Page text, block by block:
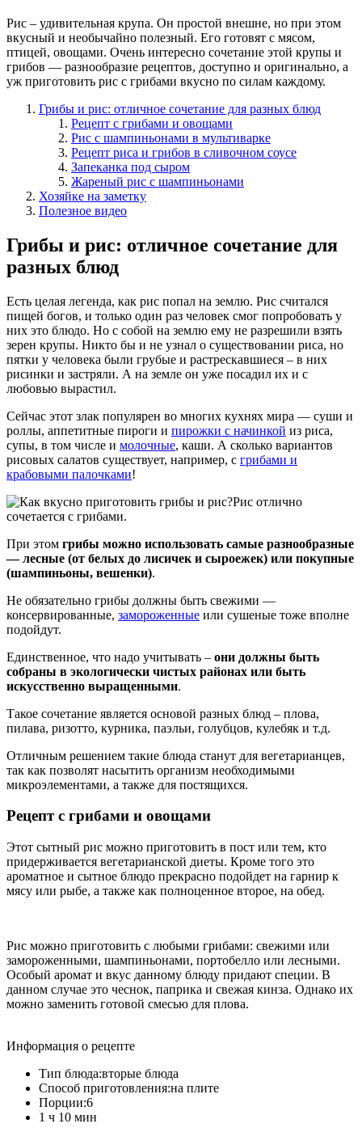
Рис – удивительная крупа. Он простой внешне, но при этом
вкусный и необычайно полезный. Его готовят с мясом,
птицей, овощами. Очень интересно сочетание этой крупы и
грибов — разнообразие рецептов, доступно и оригинально, а
уж приготовить рис с грибами вкусно по силам каждому.
Грибы и рис: отличное сочетание для разных блюд
Рецепт с грибами и овощами
Рис с шампиньонами в мультиварке
Рецепт риса и грибов в сливочном соусе
Запеканка под сыром
Жареный рис с шампиньонами
Хозяйке на заметку
Полезное видео
Грибы и рис: отличное сочетание для
разных блюд
Есть целая легенда, как рис попал на землю. Рис считался
пищей богов, и только один раз человек смог попробовать у
них это блюдо. Но с собой на землю ему не разрешили взять
зерен крупы. Никто бы и не узнал о существовании риса, но
пятки у человека были грубые и растрескавшиеся – в них
рисинки и застряли. А на земле он уже посадил их и с
любовью вырастил.
Сейчас этот злак популярен во многих кухнях мира — суши и
роллы, аппетитные пироги и пирожки с начинкой из риса,
супы, в том числе и молочные, каши. А сколько вариантов
рисовых салатов существует, например, с грибами и
крабовыми палочками!
Рис отлично
сочетается с грибами.
При этом грибы можно использовать самые разнообразные
— лесные (от белых до лисичек и сыроежек) или покупные
(шампиньоны, вешенки).
Не обязательно грибы должны быть свежими —
консервированные, замороженные или сушеные тоже вполне
подойдут.
Единственное, что надо учитывать – они должны быть
собраны в экологически чистых районах или быть
искусственно выращенными.
Такое сочетание является основой разных блюд – плова,
пилава, ризотто, курника, паэльи, голубцов, кулебяк и т.д.
Отличным решением такие блюда станут для вегетарианцев,
так как позволят насытить организм необходимыми
микроэлементами, а также для постящихся.
Рецепт с грибами и овощами
Этот сытный рис можно приготовить в пост или тем, кто
придерживается вегетарианской диеты. Кроме того это
ароматное и сытное блюдо прекрасно подойдет на гарнир к
мясу или рыбе, а также как полноценное второе, на обед.
Рис можно приготовить с любыми грибами: свежими или
замороженными, шампиньонами, портобелло или лесными.
Особый аромат и вкус данному блюду придают специи. В
данном случае это чеснок, паприка и свежая кинза. Однако их
можно заменить готовой смесью для плова.
Информация о рецепте
Тип блюда:вторые блюда
Способ приготовления:на плите
Порции:6
1 ч 10 мин